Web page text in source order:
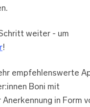
weiter - um
!
empfehlenswerte
Boni mit
in Form